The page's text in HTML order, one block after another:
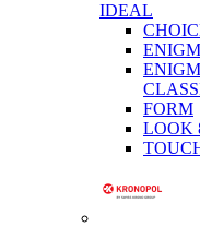
IDEAL
FORM
LOOK